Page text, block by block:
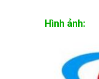
Hình ảnh: